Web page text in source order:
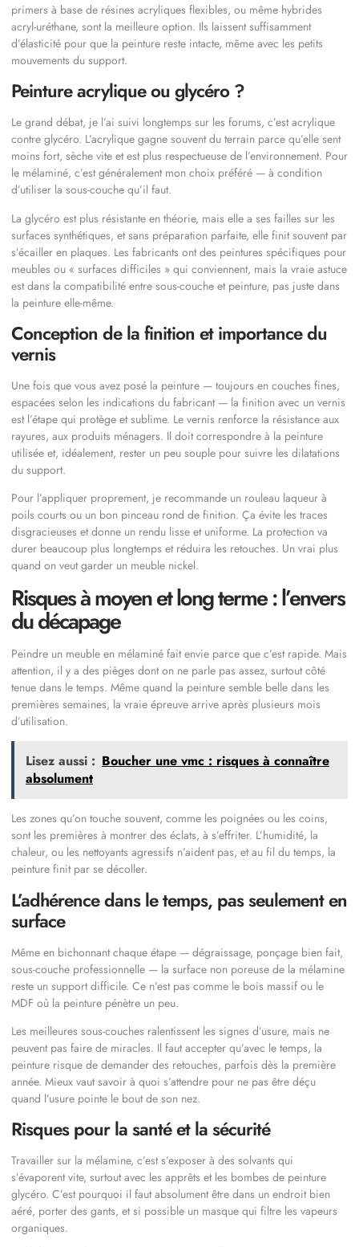
primers à base de résines acryliques flexibles, ou même hybrides
acryl-uréthane, sont la meilleure option. Ils laissent suffisamment
d’élasticité pour que la peinture reste intacte, même avec les petits
mouvements du support.
Peinture acrylique ou glycéro ?
Le grand débat, je l’ai suivi longtemps sur les forums, c’est acrylique
contre glycéro. L’acrylique gagne souvent du terrain parce qu’elle sent
moins fort, sèche vite et est plus respectueuse de l’environnement. Pour
le mélaminé, c’est généralement mon choix préféré — à condition
d’utiliser la sous-couche qu’il faut.
La glycéro est plus résistante en théorie, mais elle a ses failles sur les
surfaces synthétiques, et sans préparation parfaite, elle finit souvent par
s’écailler en plaques. Les fabricants ont des peintures spécifiques pour
meubles ou « surfaces difficiles » qui conviennent, mais la vraie astuce
est dans la compatibilité entre sous-couche et peinture, pas juste dans
la peinture elle-même.
Conception de la finition et importance du
vernis
Une fois que vous avez posé la peinture — toujours en couches fines,
espacées selon les indications du fabricant — la finition avec un vernis
est l’étape qui protège et sublime. Le vernis renforce la résistance aux
rayures, aux produits ménagers. Il doit correspondre à la peinture
utilisée et, idéalement, rester un peu souple pour suivre les dilatations
du support.
Pour l’appliquer proprement, je recommande un rouleau laqueur à
poils courts ou un bon pinceau rond de finition. Ça évite les traces
disgracieuses et donne un rendu lisse et uniforme. La protection va
durer beaucoup plus longtemps et réduira les retouches. Un vrai plus
quand on veut garder un meuble nickel.
Risques à moyen et long terme : l’envers
du décapage
Peindre un meuble en mélaminé fait envie parce que c’est rapide. Mais
attention, il y a des pièges dont on ne parle pas assez, surtout côté
tenue dans le temps. Même quand la peinture semble belle dans les
premières semaines, la vraie épreuve arrive après plusieurs mois
d’utilisation.
Lisez aussi : Boucher une vmc : risques à connaître
absolument
Les zones qu’on touche souvent, comme les poignées ou les coins,
sont les premières à montrer des éclats, à s’effriter. L’humidité, la
chaleur, ou les nettoyants agressifs n’aident pas, et au fil du temps, la
peinture finit par se décoller.
L’adhérence dans le temps, pas seulement en
surface
Même en bichonnant chaque étape — dégraissage, ponçage bien fait,
sous-couche professionnelle — la surface non poreuse de la mélamine
reste un support difficile. Ce n’est pas comme le bois massif ou le
MDF où la peinture pénètre un peu.
Les meilleures sous-couches ralentissent les signes d’usure, mais ne
peuvent pas faire de miracles. Il faut accepter qu’avec le temps, la
peinture risque de demander des retouches, parfois dès la première
année. Mieux vaut savoir à quoi s’attendre pour ne pas être déçu
quand l’usure pointe le bout de son nez.
Risques pour la santé et la sécurité
Travailler sur la mélamine, c’est s’exposer à des solvants qui
s’évaporent vite, surtout avec les apprêts et les bombes de peinture
glycéro. C’est pourquoi il faut absolument être dans un endroit bien
aéré, porter des gants, et si possible un masque qui filtre les vapeurs
organiques.